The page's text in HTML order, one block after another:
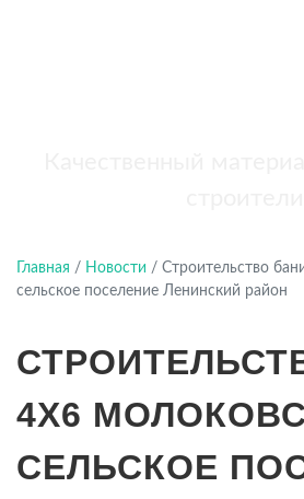
Главная / Новости / Строительство
сельское поселение Ленинский район
4Х6
СЕЛЬСКОЕ